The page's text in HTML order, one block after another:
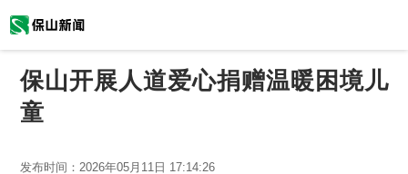
保山开展人道爱心捐赠温暖困境儿
童
发布时间： 2026年05月11日 17:14:26